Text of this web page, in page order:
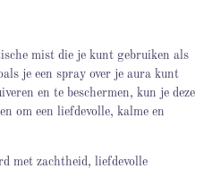
mist die je kunt gebruiken als
je een spray over je aura kunt
en te beschermen, kun je deze
om een liefdevolle, kalme en
met zachtheid, liefdevolle